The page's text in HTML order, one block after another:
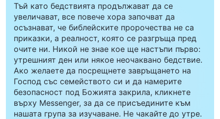
Тъй като бедствията продължават да се
увеличават, все повече хора започват да
осъзнават, че библейските пророчества не са
приказки, а реалност, която се разгръща пред
очите ни. Никой не знае кое ще настъпи първо:
утрешният ден или някое неочаквано бедствие.
Ако желаете да посрещнете завръщането на
Господ със семейството си и да намерите
безопасност под Божията закрила, кликнете
върху Messenger, за да се присъедините към
нашата група за изучаване. Не чакайте до утре.